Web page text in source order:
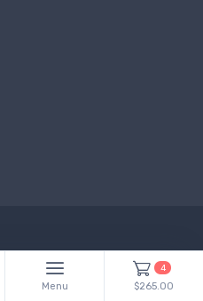
Menu
4
$265.00